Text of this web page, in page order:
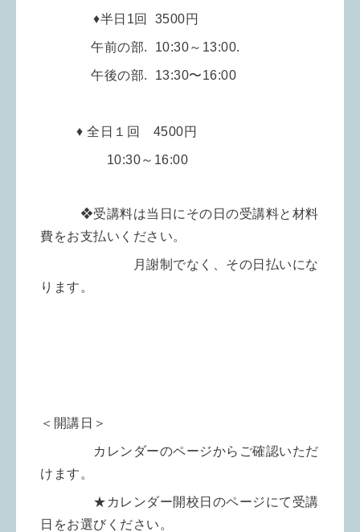
♦︎半日1回 3500円
午前の部. 10:30～13:00.
午後の部. 13:30〜16:00
♦︎ 全日１回 4500円
10:30～ 16:00
❖受講料は当日にその日の受講料と材料
費をお支払いください。
月謝制でなく、その日払いにな
ります。
＜開講日＞
カレンダーのページからご確認いただ
けます。
★カレンダー開校日のページにて受講
日をお選びください。